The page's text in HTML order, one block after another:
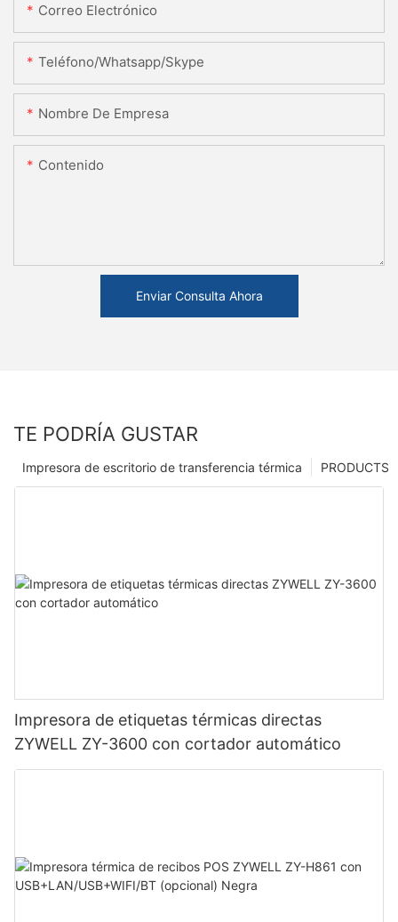
Correo Electrónico
Teléfono/whatsapp/skype
Nombre De Empresa
Contenido
Enviar Consulta Ahora
TE PODRÍA GUSTAR
PRODUCTS
Impresora de escritorio de transferencia térmica
Impresora de etiquetas térmicas directas
ZYWELL ZY-3600 con cortador automático